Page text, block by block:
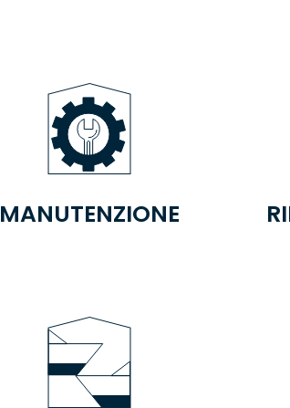
MANUTENZIONE